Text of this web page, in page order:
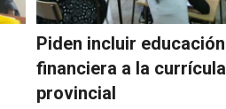
Piden incluir educación
financiera a la currícula
provincial